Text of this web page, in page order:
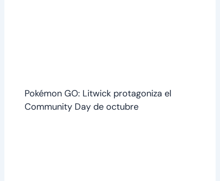
Pokémon GO: Litwick protagoniza el
Community Day de octubre